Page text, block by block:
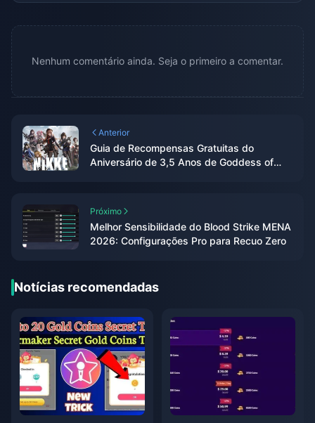
Nenhum comentário ainda. Seja o primeiro a comentar.
Anterior
Guia de Recompensas Gratuitas do
Aniversário de 3,5 Anos de Goddess of
Próximo
Melhor Sensibilidade do Blood Strike MENA
2026: Configurações Pro para Recuo Zero
Notícias recomendadas